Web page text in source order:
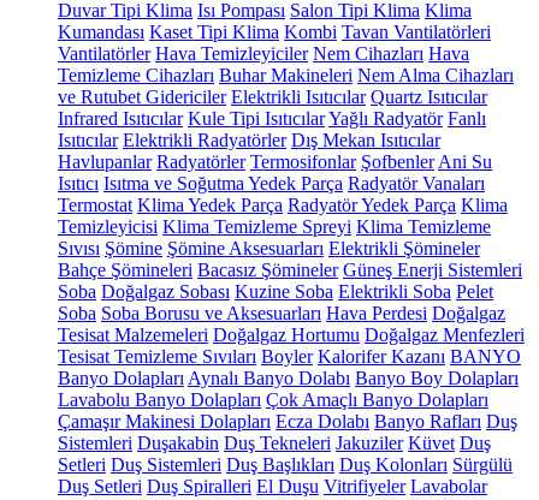
Duvar Tipi Klima Isı Pompası Salon Tipi Klima Klima
Kumandası Kaset Tipi Klima Kombi Tavan Vantilatörleri
Vantilatörler Hava Temizleyiciler Nem Cihazları Hava
Temizleme Cihazları Buhar Makineleri Nem Alma Cihazları
ve Rutubet Gidericiler Elektrikli Isıtıcılar Quartz Isıtıcılar
Infrared Isıtıcılar Kule Tipi IsıtıcılarYağlı Radyatör Fanlı
Isıtıcılar Elektrikli Radyatörler Dış Mekan Isıtıcılar
Havlupanlar Radyatörler Termosifonlar Şofbenler Ani Su
Isıtıcı Isıtma ve Soğutma Yedek Parça Radyatör Vanaları
Termostat Klima Yedek Parça Radyatör Yedek Parça Klima
Temizleyicisi Klima Temizleme Spreyi Klima Temizleme
Sıvısı Şömine Şömine Aksesuarları Elektrikli Şömineler
Bahçe Şömineleri Bacasız Şömineler Güneş Enerji Sistemleri
Soba Doğalgaz Sobası Kuzine Soba Elektrikli Soba Pelet
Soba Soba Borusu ve Aksesuarları Hava Perdesi Doğalgaz
Tesisat Malzemeleri Doğalgaz Hortumu Doğalgaz Menfezleri
Tesisat Temizleme Sıvıları Boyler Kalorifer Kazanı BANYO
Banyo Dolapları Aynalı Banyo Dolabı Banyo Boy Dolapları
Lavabolu Banyo Dolapları Çok Amaçlı Banyo Dolapları
Çamaşır Makinesi Dolapları Ecza Dolabı Banyo Rafları Duş
Sistemleri Duşakabin Duş Tekneleri Jakuziler Küvet Duş
Setleri Duş Sistemleri Duş Başlıkları Duş Kolonları Sürgülü
Duş Setleri Duş Spiralleri El Duşu Vitrifiyeler Lavabolar